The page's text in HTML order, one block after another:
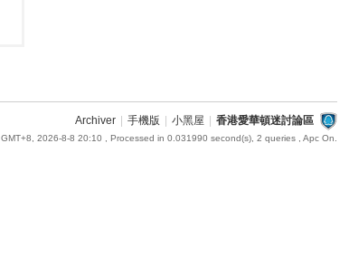
Archiver 手機版 小黑屋 香港愛華頓迷討論區
GMT+8, 2026-8-8 20:10 , Processed in 0.031990 second(s), 2 queries , Apc On.